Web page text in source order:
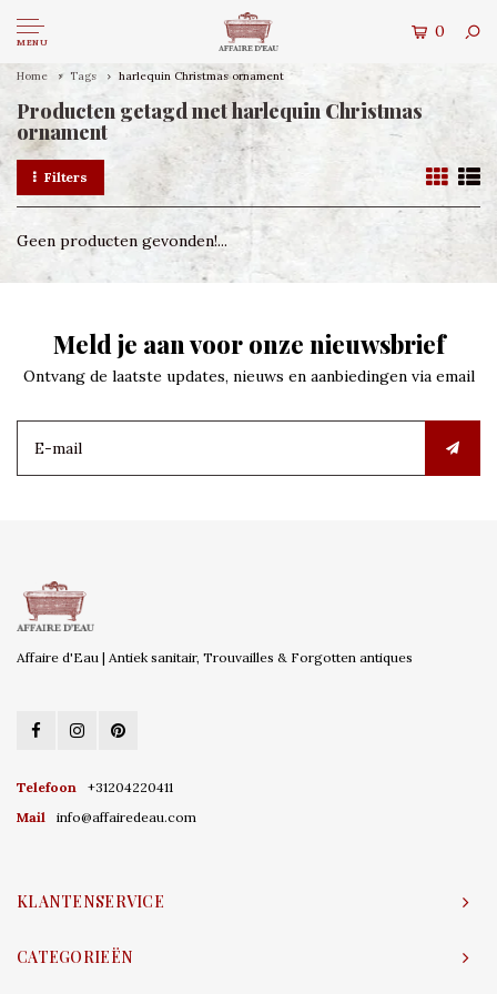
MENU
0
Home Tags harlequin Christmas ornament
Producten getagd met harlequin Christmas
ornament
Filters
Geen producten gevonden!...
Meld je aan voor onze nieuwsbrief
Ontvang de laatste updates, nieuws en aanbiedingen via email
Affaire d'Eau | Antiek sanitair, Trouvailles & Forgotten antiques
Telefoon
+31204220411
Mail
info@affairedeau.com
KLANTENSERVICE
CATEGORIEËN